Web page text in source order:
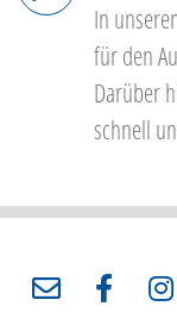
In
für den
Darüber
schnell